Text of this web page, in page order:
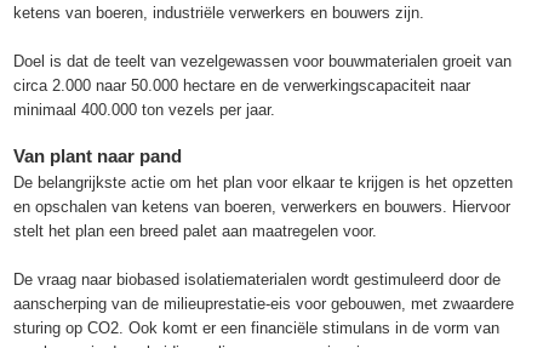
ketens van boeren, industriële verwerkers en bouwers zijn.
Doel is dat de teelt van vezelgewassen voor bouwmaterialen groeit van
circa 2.000 naar 50.000 hectare en de verwerkingscapaciteit naar
minimaal 400.000 ton vezels per jaar.
Van plant naar pand
De belangrijkste actie om het plan voor elkaar te krijgen is het opzetten
en opschalen van ketens van boeren, verwerkers en bouwers. Hiervoor
stelt het plan een breed palet aan maatregelen voor.
De vraag naar biobased isolatiematerialen wordt gestimuleerd door de
aanscherping van de milieuprestatie-eis voor gebouwen, met zwaardere
sturing op CO2. Ook komt er een financiële stimulans in de vorm van